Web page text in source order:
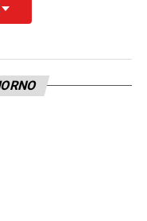
Calhanoglu
destra su
su Montipò.